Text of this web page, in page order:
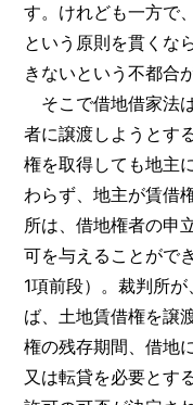
す。けれども一方で
という原則を貫くな
きないという不都合
そこで借地借家法
者に譲渡しようとす
権を取得しても地主
わらず、地主が賃借
所は、借地権者の申
可を与えることがで
1項前段）。裁判所
ば、土地賃借権を譲
権の残存期間、借地
又は転貸を必要とす